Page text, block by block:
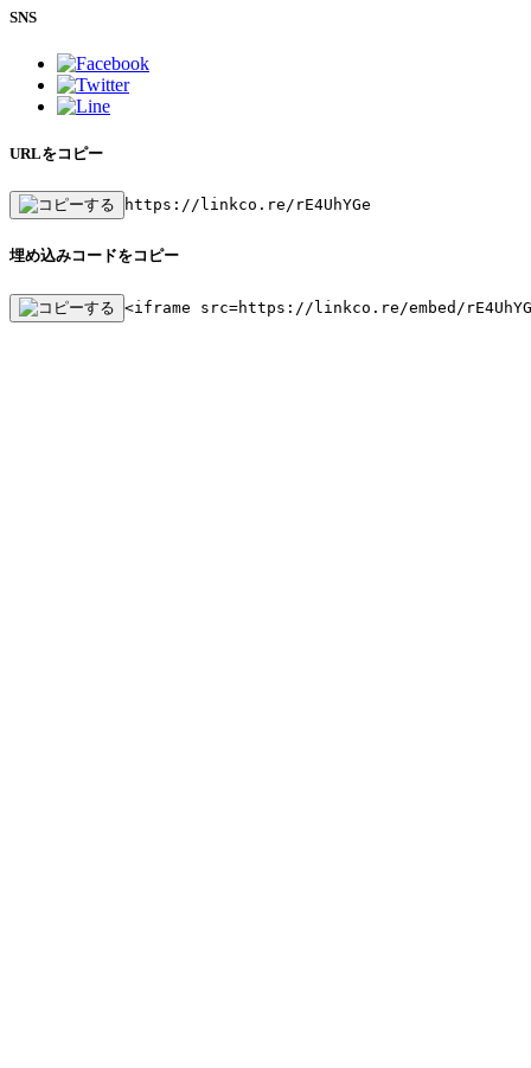
SNS
URLをコピー
https://linkco.re/rE4UhYGe
埋め込みコードをコピー
<iframe src=https://linkco.re/embed/